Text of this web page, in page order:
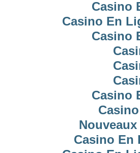
Casino
Casino En
Casino
Casino
Casino En